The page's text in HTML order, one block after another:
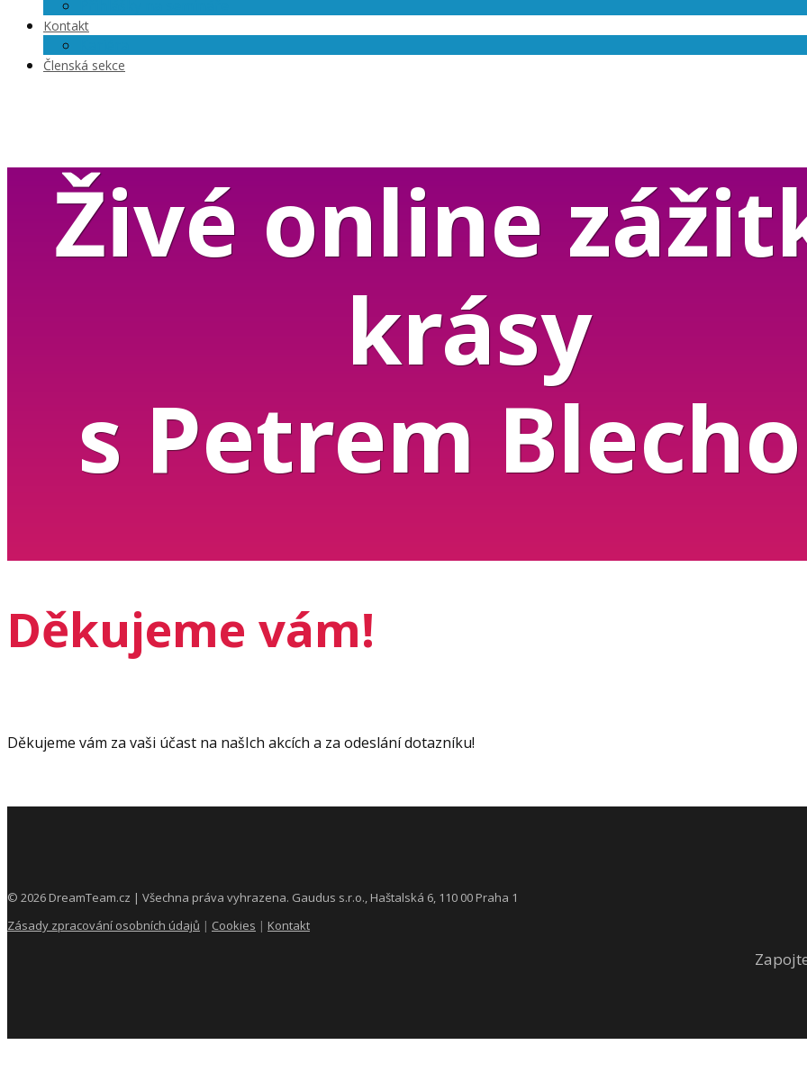
Kontakt
Členská sekce
Živé online
krásy
s Petrem
Děkujeme vám!
Děkujeme vám za vaši účast na našIch akcích a za odeslání dotazníku!
© 2026 DreamTeam.cz | Všechna práva vyhrazena. Gaudus s.r.o., Haštalská 6, 110 00 Praha 1
Zásady zpracování osobních údajů | Cookies | Kontakt